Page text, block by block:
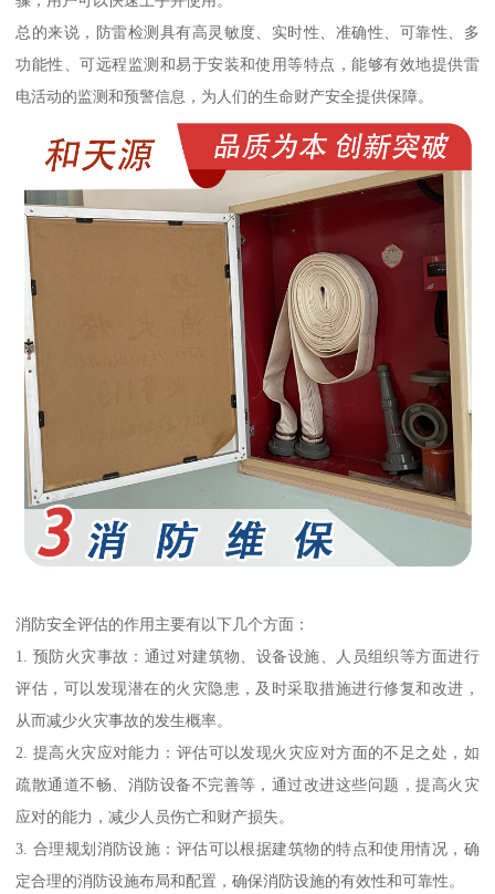
总的来说，防雷检测具有高灵敏度、实时性、准确性、可靠性、多
功能性、可远程监测和易于安装和使用等特点，能够有效地提供雷
电活动的监测和预警信息，为人们的生命财产安全提供保障。
消防安全评估的作用主要有以下几个方面：
1. 预防火灾事故：通过对建筑物、设备设施、人员组织等方面进行
评估，可以发现潜在的火灾隐患，及时采取措施进行修复和改进，
从而减少火灾事故的发生概率。
2. 提高火灾应对能力：评估可以发现火灾应对方面的不足之处，如
疏散通道不畅、消防设备不完善等，通过改进这些问题，提高火灾
应对的能力，减少人员伤亡和财产损失。
3. 合理规划消防设施：评估可以根据建筑物的特点和使用情况，确
定合理的消防设施布局和配置，确保消防设施的有效性和可靠性。